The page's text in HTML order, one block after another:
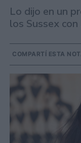
Lo dijo en un
los Sussex
COMPARTÍ ESTA